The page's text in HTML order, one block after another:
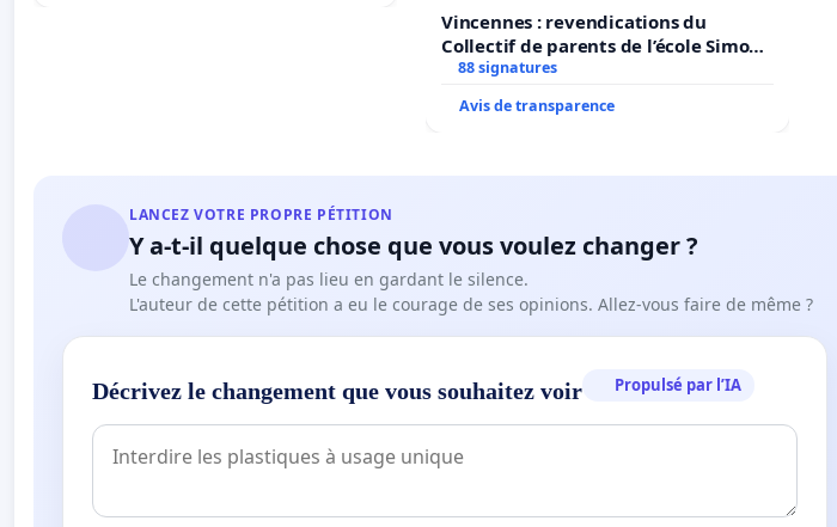
Vincennes : revendications du
Collectif de parents de l’école Simone
Veil
88 signatures
Avis de transparence
LANCEZ VOTRE PROPRE PÉTITION
Y a-t-il quelque chose que vous voulez changer ?
Le changement n'a pas lieu en gardant le silence.
L'auteur de cette pétition a eu le courage de ses opinions. Allez-vous faire de même ?
Décrivez le changement que vous souhaitez voir Propulsé par l’IA